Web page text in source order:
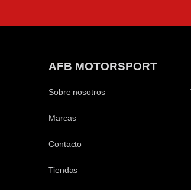
AFB MOTORSPORT
Sobre nosotros
Marcas
Contacto
Tiendas